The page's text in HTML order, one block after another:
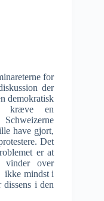
for
der
demokratisk
kræve en
have gjort,
Det
er at
vinder over
ikke mindst i
i den